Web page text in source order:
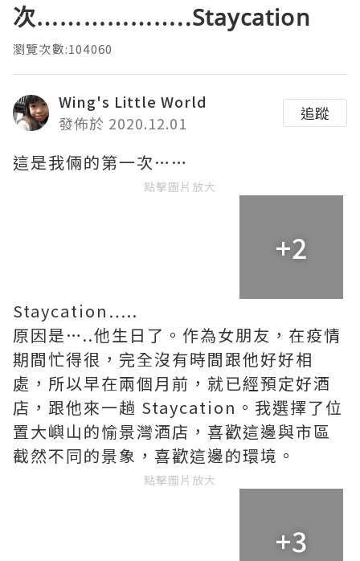
次………………..Staycation
瀏覽次數:104060
Wing's Little World
發佈於 2020.12.01
追蹤
這是我倆的第一次……
點擊圖片放大
+2
Staycation…..
原因是…..他生日了。作為女朋友，在疫情
期間忙得很，完全沒有時間跟他好好相
處，所以早在兩個月前，就已經預定好酒
店，跟他來一趟 Staycation。我選擇了位
置大嶼山的愉景灣酒店，喜歡這邊與市區
截然不同的景象，喜歡這邊的環境。
點擊圖片放大
+3